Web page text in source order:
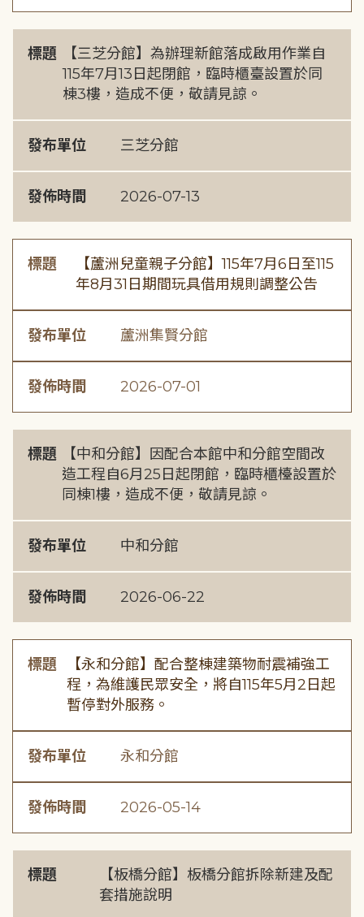
標題
【三芝分館】為辦理新館落成啟用作業自
115年7月13日起閉館，臨時櫃臺設置於同
棟3樓，造成不便，敬請見諒。
發布單位 三芝分館
發佈時間 2026-07-13
標題
【蘆洲兒童親子分館】115年7月6日至115
年8月31日期間玩具借用規則調整公告
發布單位 蘆洲集賢分館
發佈時間 2026-07-01
標題
【中和分館】因配合本館中和分館空間改
造工程自6月25日起閉館，臨時櫃檯設置於
同棟1樓，造成不便，敬請見諒。
發布單位 中和分館
發佈時間 2026-06-22
標題
【永和分館】配合整棟建築物耐震補強工
程，為維護民眾安全，將自115年5月2日起
暫停對外服務。
發布單位 永和分館
發佈時間 2026-05-14
標題
【板橋分館】板橋分館拆除新建及配
套措施說明